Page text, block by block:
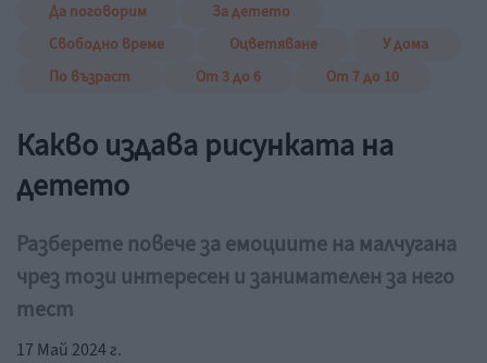
Да поговорим
За детето
Свободно време
Оцветяване
У дома
По възраст
От 3 до 6 От 7 до 10
Какво издава рисунката на
детето
Разберете повече за емоциите на малчугана
чрез този интересен и занимателен за него
тест
17 Май 2024 г.